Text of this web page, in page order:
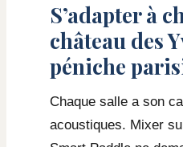
S’adapter à
château des
péniche
Chaque salle a son
acoustiques. Mixer